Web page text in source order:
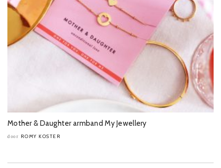
Mother & Daughter armband My Jewellery
door ROMY KOSTER